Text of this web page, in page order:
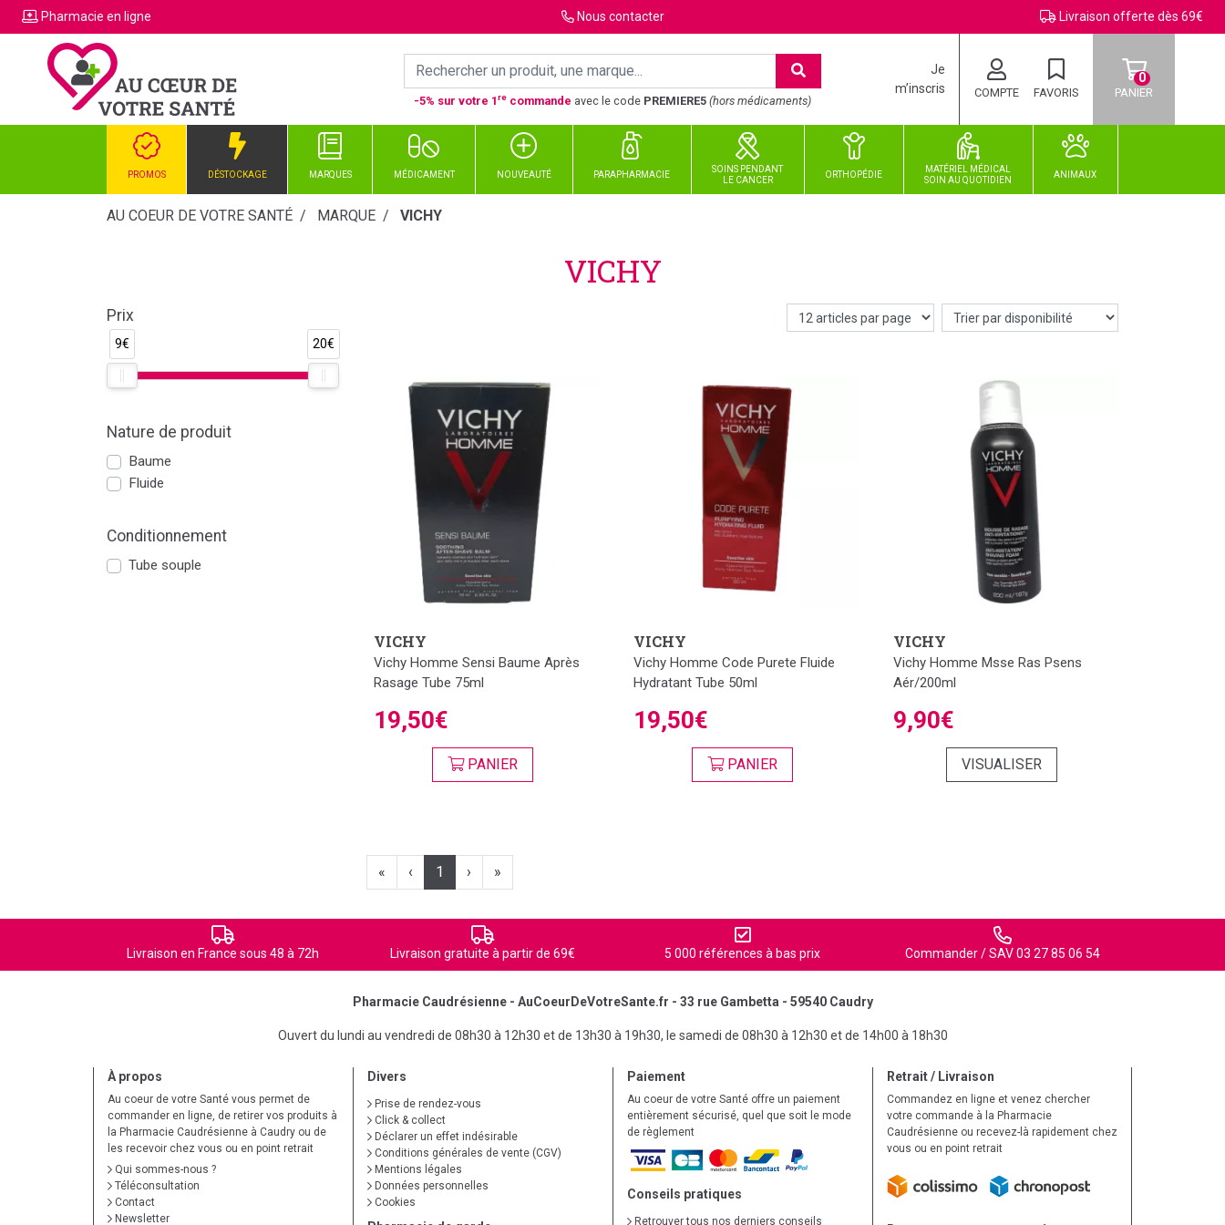
Pharmacie en ligne Nous contacter Livraison offerte dès 69€
-5% sur votre 1re commande avec le code PREMIERE5 (hors médicaments)
Je
m’inscris
COMPTE FAVORIS PANIER
0
PROMOS DÉSTOCKAGE MARQUES MÉDICAMENT NOUVEAUTÉ PARAPHARMACIE
SOINS PENDANT
LE CANCER
ORTHOPÉDIE
MATÉRIEL MÉDICAL
SOINAUQUOTIDIEN
ANIMAUX
AU COEUR DE VOTRE SANTÉ MARQUE VICHY
VICHY
Prix
9€ 20€
Nature de produit
Baume
Fluide
Conditionnement
Tube souple
VICHY
Vichy Homme Sensi Baume Après
Rasage Tube 75ml
19,50€
PANIER
VICHY
Vichy Homme Code Purete Fluide
Hydratant Tube 50ml
19,50€
PANIER
VICHY
Vichy Homme Msse Ras Psens
Aér/200ml
9,90€
VISUALISER
« ‹ 1 › »
Livraison en France sous 48 à 72h Livraison gratuite à partir de 69€ 5 000 références à bas prix Commander / SAV 03 27 85 06 54
Pharmacie Caudrésienne - AuCoeurDeVotreSante.fr - 33 rue Gambetta - 59540 Caudry
Ouvert du lundi au vendredi de 08h30 à 12h30 et de 13h30 à 19h30, le samedi de 08h30 à 12h30 et de 14h00 à 18h30
À propos
Au coeur de votre Santé vous permet de
commander en ligne, de retirer vos produits à
la Pharmacie Caudrésienne à Caudry ou de
les recevoir chez vous ou en point retrait
Qui sommes-nous ?
Téléconsultation
Contact
Newsletter
Divers
Prise de rendez-vous
Click & collect
Déclarer un effet indésirable
Conditions générales de vente (CGV)
Mentions légales
Données personnelles
Cookies
Paiement
Au coeur de votre Santé offre un paiement
entièrement sécurisé, quel que soit le mode
de règlement
Conseils pratiques
Retrouver tous nos derniers conseils
Retrait / Livraison
Commandez en ligne et venez chercher
votre commande à la Pharmacie
Caudrésienne ou recevez-là rapidement chez
vous ou en point retrait